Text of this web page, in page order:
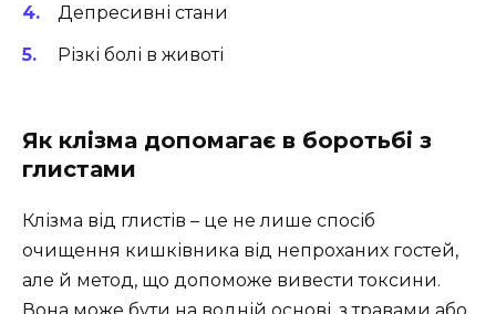
Депресивні стани
Різкі болі в животі
Як клізма допомагає в боротьбі з
глистами
Клізма від глистів – це не лише спосіб
очищення кишківника від непроханих гостей,
але й метод, що допоможе вивести токсини.